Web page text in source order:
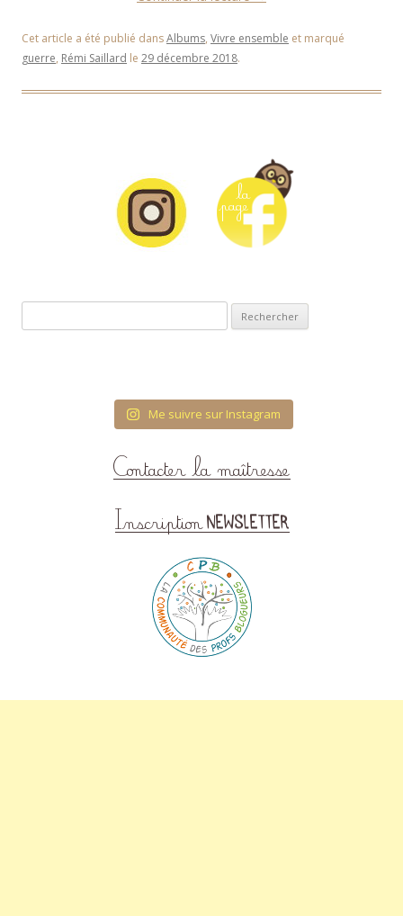
Cet article a été publié dansAlbums, Vivre ensemble et marqué
guerre, Rémi Saillard le 29 décembre 2018.
Me suivre sur Instagram